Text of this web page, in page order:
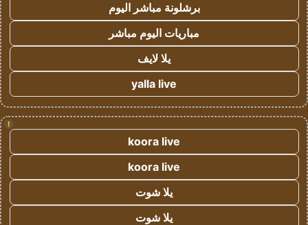
برشلونة مباشر اليوم
مباريات اليوم مباشر
يلا لايف
yalla live
!
koora live
koora live
يلا شوت
يلا شوت